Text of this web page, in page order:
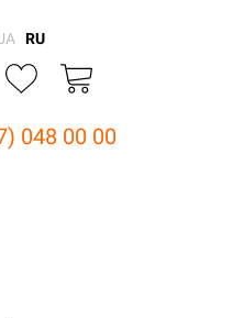
RU
048 00 00